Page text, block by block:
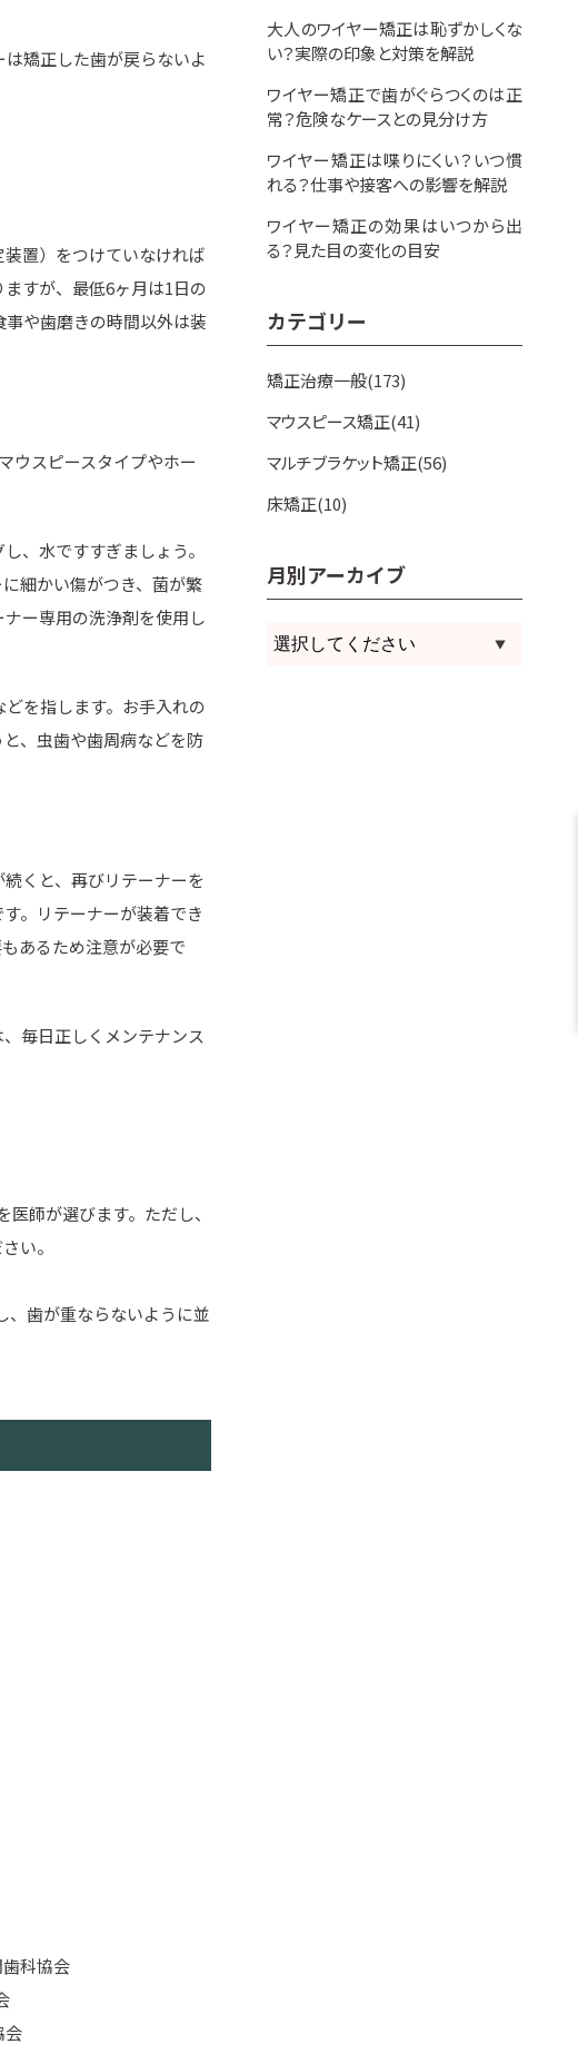
矯正した歯が戻らないよ
置）をつけていなければ
すが、最低6ヶ月は1日の
や歯磨きの時間以外は装
ウスピースタイプやホー
、水ですすぎましょう。
細かい傷がつき、菌が繁
ー専用の洗浄剤を使用し
を指します。お手入れの
、虫歯や歯周病などを防
くと、再びリテーナーを
。リテーナーが装着でき
あるため注意が必要で
毎日正しくメンテナンス
師が選びます。ただし、
い。
、歯が重ならないように並
科協会
会
大人のワイヤー矯正は恥ずかしくな
い？実際の印象と対策を解説
ワイヤー矯正で歯がぐらつくのは正
常？危険なケースとの見分け方
ワイヤー矯正は喋りにくい？いつ慣
れる？仕事や接客への影響を解説
ワイヤー矯正の効果はいつから出
る？見た目の変化の目安
カテゴリー
矯正治療一般(173)
マウスピース矯正(41)
マルチブラケット矯正(56)
床矯正(10)
月別アーカイブ